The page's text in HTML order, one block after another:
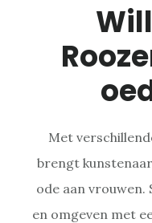
Met
brengt kunstenaar
ode aan vrouwen.
en omgeven met